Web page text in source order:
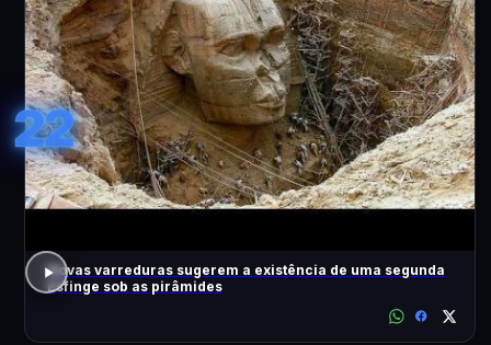
22
Novas varreduras sugerem a existência de uma segunda
Esfinge sob as pirâmides